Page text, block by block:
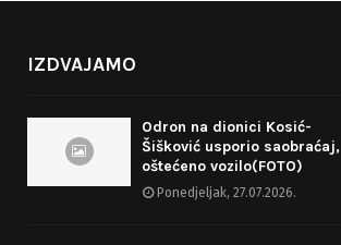
IZDVAJAMO
Odron na dionici Kosić-
Šišković usporio saobraćaj,
oštećeno vozilo(FOTO)
Ponedjeljak, 27.07.2026.